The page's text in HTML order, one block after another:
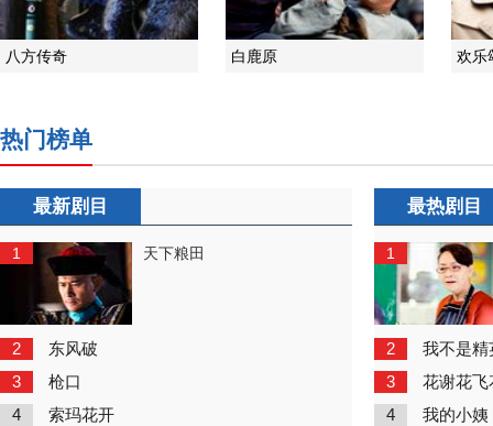
八方传奇 白鹿原 欢乐
热门榜单
最新剧目
1 天下粮田
2 东风破
3 枪口
4 索玛花开
最热剧目
1
2 我不是精
3 花谢花飞
4 我的小姨